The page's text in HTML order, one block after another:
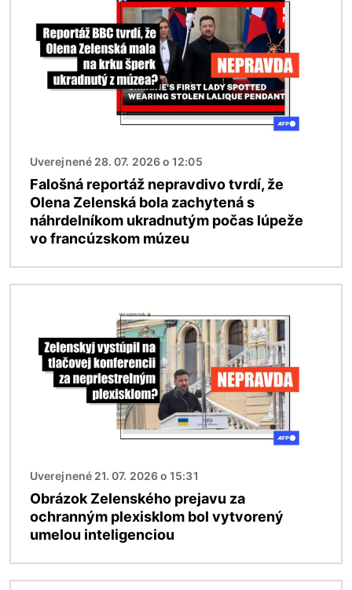
Uverejnené 28. 07. 2026 o 12:05
Falošná reportáž nepravdivo tvrdí, že
Olena Zelenská bola zachytená s
náhrdelníkom ukradnutým počas lúpeže
vo francúzskom múzeu
Uverejnené 21. 07. 2026 o 15:31
Obrázok Zelenského prejavu za
ochranným plexisklom bol vytvorený
umelou inteligenciou